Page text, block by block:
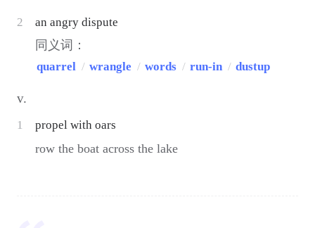
2 an angry dispute
同义词：
quarrel / wrangle / words / run-in / dustup
v.
1 propel with oars
row the boat across the lake